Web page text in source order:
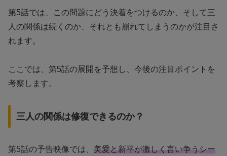
第5話では、この問題にどう決着をつけるのか、そして三
人の関係は続くのか、それとも崩れてしまうのかが注目さ
れます。
ここでは、第5話の展開を予想し、今後の注目ポイントを
考察します。
三人の関係は修復できるのか？
第5話の予告映像では、 美愛と新平が激しく言い争うシー